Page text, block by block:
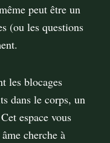
peut être un
(ou les questions
les blocages
dans le corps, un
espace vous
cherche à